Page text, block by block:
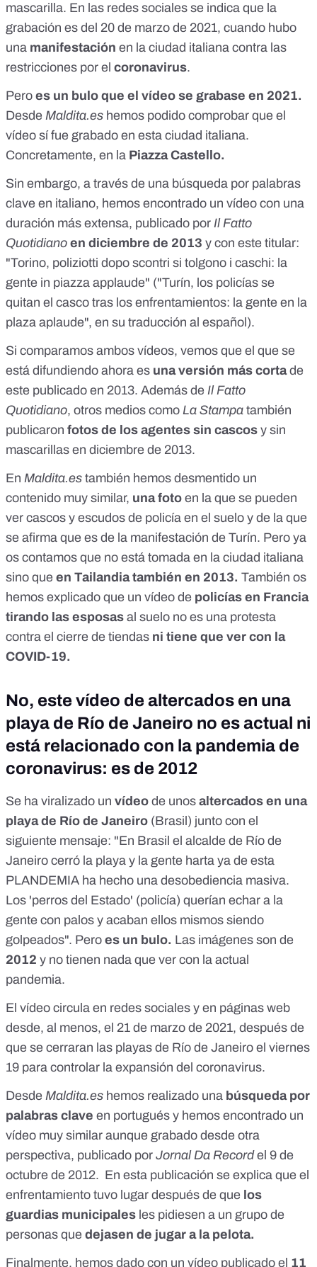
mascarilla. En las redes sociales se indica que la
grabación es del 20 de marzo de 2021, cuando hubo
una manifestación en la ciudad italiana contra las
restricciones por el coronavirus.
Pero es un bulo que el vídeo se grabase en 2021.
Desde Maldita.es hemos podido comprobar que el
vídeo sí fue grabado en esta ciudad italiana.
Concretamente, en la Piazza Castello.
Sin embargo, a través de una búsqueda por palabras
clave en italiano, hemos encontrado un vídeo con una
duración más extensa, publicado por Il Fatto
Quotidiano en diciembre de 2013 y con este titular:
"Torino, poliziotti dopo scontri si tolgono i caschi: la
gente in piazza applaude" ("Turín, los policías se
quitan el casco tras los enfrentamientos: la gente en la
plaza aplaude", en su traducción al español).
Si comparamos ambos vídeos, vemos que el que se
está difundiendo ahora es una versión más cortade
este publicado en 2013. Además de Il Fatto
Quotidiano, otros medios como La Stampa también
publicaron fotos de los agentes sin cascos y sin
mascarillas en diciembre de 2013.
En Maldita.es también hemos desmentido un
contenido muy similar, una foto en la que se pueden
ver cascos y escudos de policía en el suelo y de la que
se afirma que es de la manifestación de Turín. Pero ya
os contamos que no está tomada en la ciudad italiana
sino que en Tailandia también en 2013. También os
hemos explicado que un vídeo de policías en Francia
tirando las esposas al suelo no es una protesta
contra el cierre de tiendas ni tiene que ver con la
COVID-19.
No, este vídeo de altercados en una
playa de Río de Janeiro no es actual ni
está relacionado con la pandemia de
coronavirus: es de 2012
Se ha viralizado un vídeo de unos altercados en una
playa de Río de Janeiro (Brasil) junto con el
siguiente mensaje: "En Brasil el alcalde de Río de
Janeiro cerró la playa y la gente harta ya de esta
PLANDEMIA ha hecho una desobediencia masiva.
Los 'perros del Estado' (policía) querían echar a la
gente con palos y acaban ellos mismos siendo
golpeados". Pero es un bulo. Las imágenes son de
2012 y no tienen nada que ver con la actual
pandemia.
El vídeo circula en redes sociales y en páginas web
desde, al menos, el 21 de marzo de 2021, después de
que se cerraran las playas de Río de Janeiro el viernes
19 para controlar la expansión del coronavirus.
Desde Maldita.es hemos realizado una búsqueda por
palabras clave en portugués y hemos encontrado un
vídeo muy similar aunque grabado desde otra
perspectiva, publicado por Jornal Da Recordel 9 de
octubre de 2012. En esta publicación se explica que el
enfrentamiento tuvo lugar después de que los
guardias municipales les pidiesen a un grupo de
personas que dejasen de jugar a la pelota.
Finalmente, hemos dado con un vídeo publicado el 11